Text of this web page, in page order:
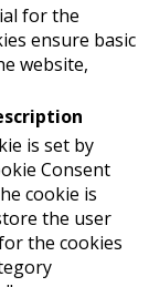
for the
ensure basic
website,
is set by
Consent
cookie is
the user
the cookies